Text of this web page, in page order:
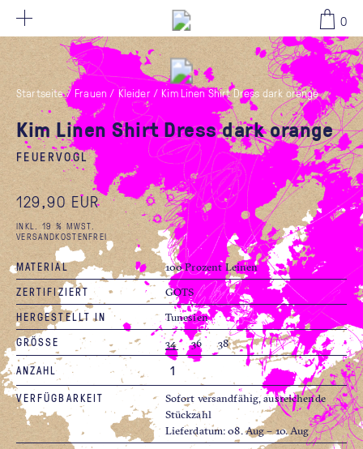
0
129,90 EUR
Startseite/ Frauen / Kleider/ Kim Linen Shirt Dress dark orange
Kim Linen Shirt Dress dark orange
FEUERVOGL
129,90 EUR
INKL. 19 % MWST.
VERSANDKOSTENFREI
MATERIAL 100 Prozent Leinen
ZERTIFIZIERT GOTS
HERGESTELLT IN Tunesien
GRÖSSE 34 36 38
ANZAHL
VERFÜGBARKEIT
Sofort versandfähig, ausreichende
Stückzahl
Lieferdatum: 08. Aug – 10. Aug